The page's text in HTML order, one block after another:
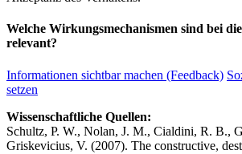
Welche Wirkungsmechanismen sind bei
relevant?
Informationen sichtbar machen (Feedback)
setzen
Wissenschaftliche Quellen:
Schultz, P. W., Nolan, J. M., Cialdini, R. B.,
Griskevicius, V. (2007). The constructive,